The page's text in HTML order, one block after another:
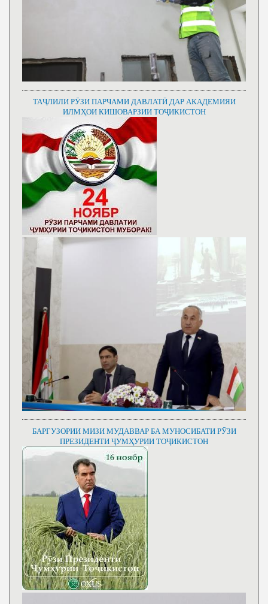
ТАҶЛИЛИ РӮЗИ ПАРЧАМИ ДАВЛАТӢ ДАР АКАДЕМИЯИ
ИЛМҲОИ КИШОВАРЗИИ ТОҶИКИСТОН
БАРГУЗОРИИ МИЗИ МУДАВВАР БА МУНОСИБАТИ РӮЗИ
ПРЕЗИДЕНТИ ҶУМҲУРИИ ТОҶИКИСТОН